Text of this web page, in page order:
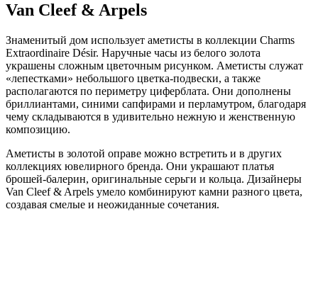
Van Cleef & Arpels
Знаменитый дом использует аметисты в коллекции Charms
Extraordinaire Désir. Наручные часы из белого золота
украшены сложным цветочным рисунком. Аметисты служат
«лепестками» небольшого цветка-подвески, а также
располагаются по периметру циферблата. Они дополнены
бриллиантами, синими сапфирами и перламутром, благодаря
чему складываются в удивительно нежную и женственную
композицию.
Аметисты в золотой оправе можно встретить и в других
коллекциях ювелирного бренда. Они украшают платья
брошей-балерин, оригинальные серьги и кольца. Дизайнеры
Van Cleef & Arpels умело комбинируют камни разного цвета,
создавая смелые и неожиданные сочетания.